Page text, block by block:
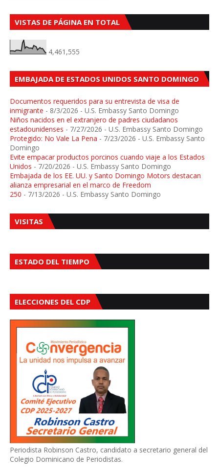
VISTAS DE PÁGINA EN TOTAL
4,461,555
EMBAJADA DE ESTADOS UNIDOS SANTO DOMINGO
Documentos requeridos para su entrevista de visa de
inmigrante - 8/3/2026 - U.S. Embassy Santo Domingo
Niños nacidos en el extranjero de padres ciudadanos
estadounidenses - 7/27/2026 - U.S. Embassy Santo Domingo
Protegido: No Vale La Pena - 7/23/2026 - U.S. Embassy Santo
Domingo
Evite empacar productos porcinos cuando viaje a los Estados
Unidos - 7/20/2026 - U.S. Embassy Santo Domingo
Embajada de los EE. UU. y Santo Domingo Motors destacan
alianza empresarial en el marco de Freedom
250 - 7/13/2026 - U.S. Embassy Santo Domingo
VISITAS
ESTADO DEL TIEMPO
ELECCIONES DEL CDP
Periodista Robinson Castro, candidato a secretario general del
Colegio Dominicano de Periodistas.